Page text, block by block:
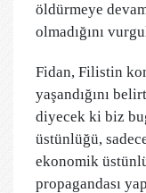
öldürmeye
olmadığını
Fidan, Filistin
yaşandığını
diyecek ki biz
üstünlüğü,
ekonomik
propagandası